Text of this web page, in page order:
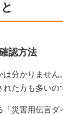
認方法
は分かりませ
た方も多いの
「災害用伝言